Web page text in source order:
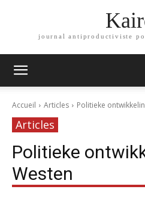
journal antiproductiviste
Accueil Articles Politieke
Articles
Politieke
Westen